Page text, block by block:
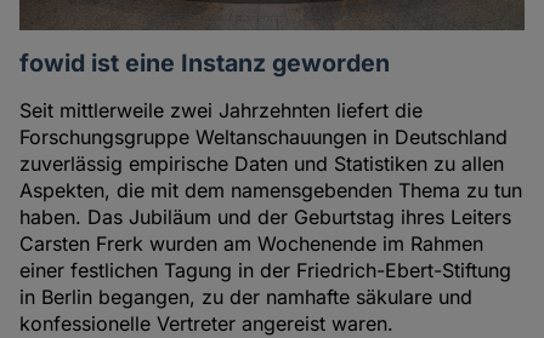
fowid ist eine Instanz geworden
Seit mittlerweile zwei Jahrzehnten liefert die
Forschungsgruppe Weltanschauungen in Deutschland
zuverlässig empirische Daten und Statistiken zu allen
Aspekten, die mit dem namensgebenden Thema zu tun
haben. Das Jubiläum und der Geburtstag ihres Leiters
Carsten Frerk wurden am Wochenende im Rahmen
einer festlichen Tagung in der Friedrich-Ebert-Stiftung
in Berlin begangen, zu der namhafte säkulare und
konfessionelle Vertreter angereist waren.